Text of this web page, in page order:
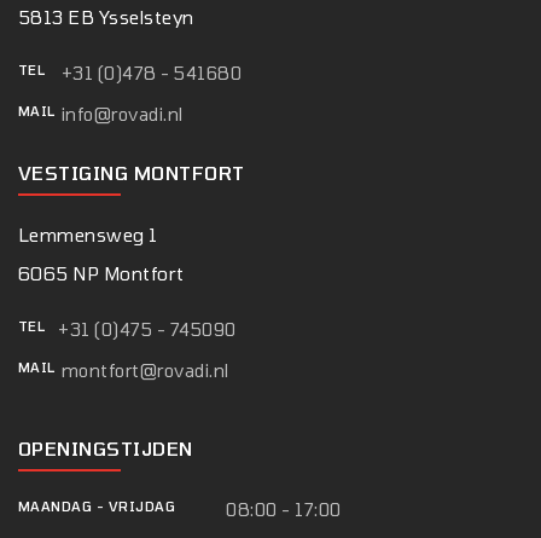
5813 EB Ysselsteyn
TEL +31 (0)478 - 541680
MAIL info@rovadi.nl
VESTIGING MONTFORT
Lemmensweg 1
6065 NP Montfort
TEL +31 (0)475 - 745090
MAIL montfort@rovadi.nl
OPENINGSTIJDEN
MAANDAG - VRIJDAG 08:00 - 17:00